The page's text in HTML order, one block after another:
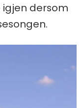
dersom